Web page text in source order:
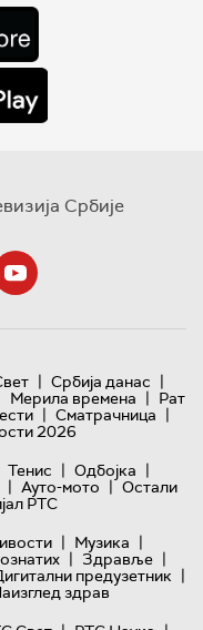
Србије
| Србија данас |
Мерила времена | Рат
| Сматрачница |
2026
Тенис | Одбојка |
| Ауто-мото | Остали
РТС
| Музика |
| Здравље |
предузетник |
здрав